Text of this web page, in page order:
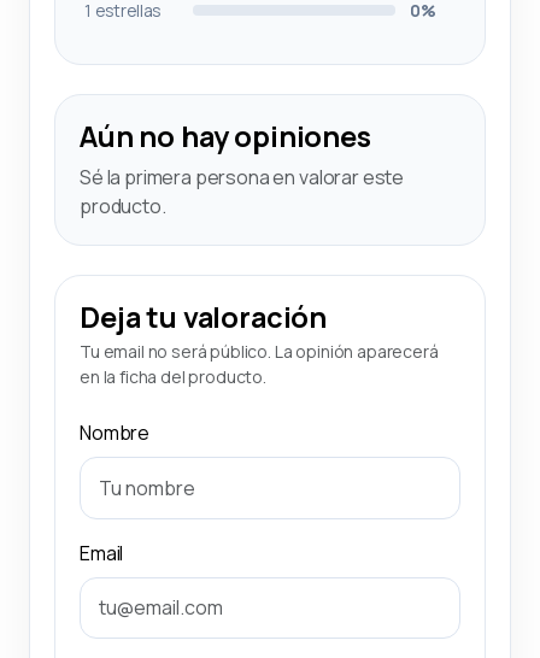
1 estrellas 0%
Aún no hay opiniones
Sé la primera persona en valorar este
producto.
Deja tu valoración
Tu email no será público. La opinión aparecerá
en la ficha del producto.
Nombre
Email